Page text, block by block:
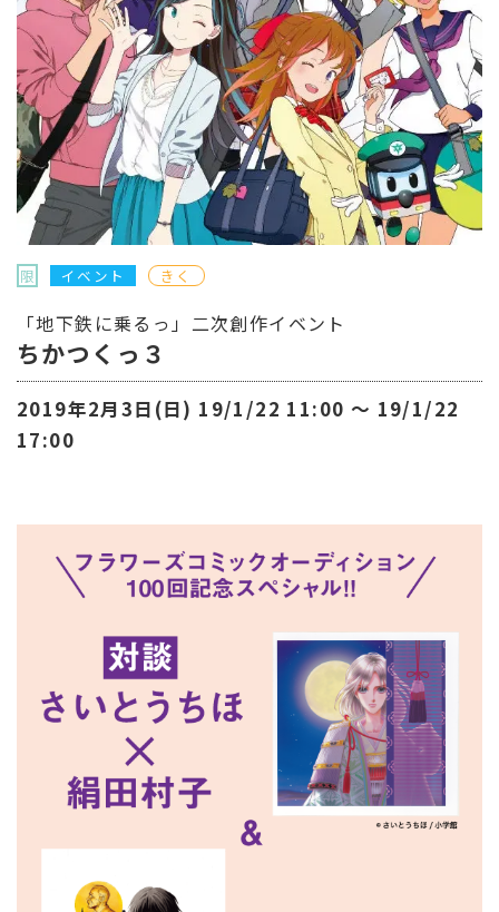
限 イベント きく
「地下鉄に乗るっ」二次創作イベント
ちかつくっ３
2019年2月3日(日) 19/1/22 11:00 〜 19/1/22
17:00